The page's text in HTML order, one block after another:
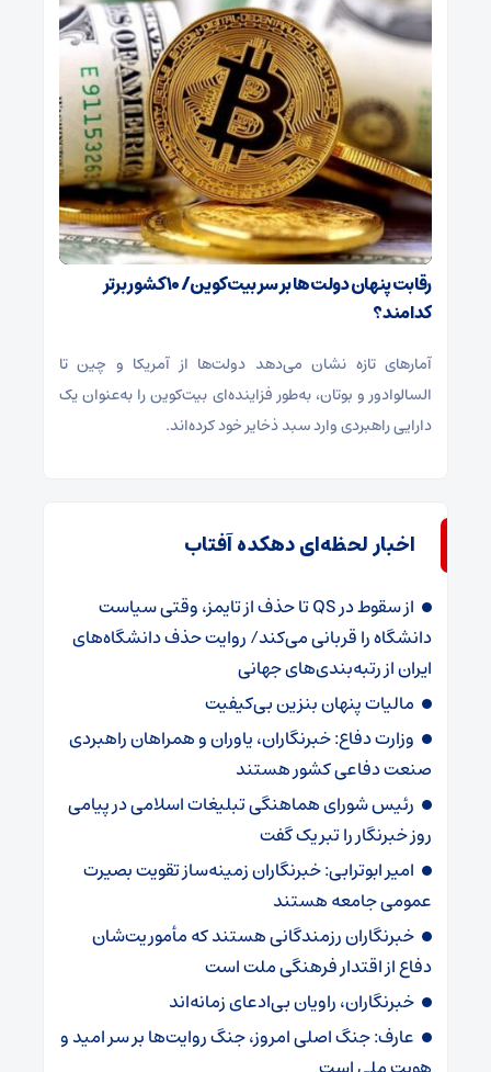
رقابت پنهان دولت‌ها بر سر بیت‌کوین/ ۱۰ کشور برتر
کدامند؟
آمارهای تازه نشان می‌دهد دولت‌ها از آمریکا و چین تا
السالوادور و بوتان، به‌طور فزاینده‌ای بیت‌کوین را به‌عنوان یک
دارایی راهبردی وارد سبد ذخایر خود کرده‌اند.
اخبار لحظه‌ای دهکده آفتاب
از سقوط در QS تا حذف از تایمز، وقتی سیاست
دانشگاه را قربانی می‌کند/ روایت حذف دانشگاه‌های
ایران از رتبه‌بندی‌های جهانی
مالیات پنهان بنزین بی‌کیفیت
وزارت دفاع: خبرنگاران، یاوران و همراهان راهبردی
صنعت دفاعی کشور هستند
رئیس شورای هماهنگی تبلیغات اسلامی در پیامی
روز خبرنگار را تبریک گفت
امیر ابوترابی: خبرنگاران زمینه‌ساز تقویت بصیرت
عمومی جامعه هستند
خبرنگاران رزمندگانی هستند که مأموریت‌شان
دفاع از اقتدار فرهنگی ملت است
خبرنگاران، راویان بی‌ادعای زمانه‌اند
عارف: جنگ اصلی امروز، جنگ روایت‌ها بر سر امید و